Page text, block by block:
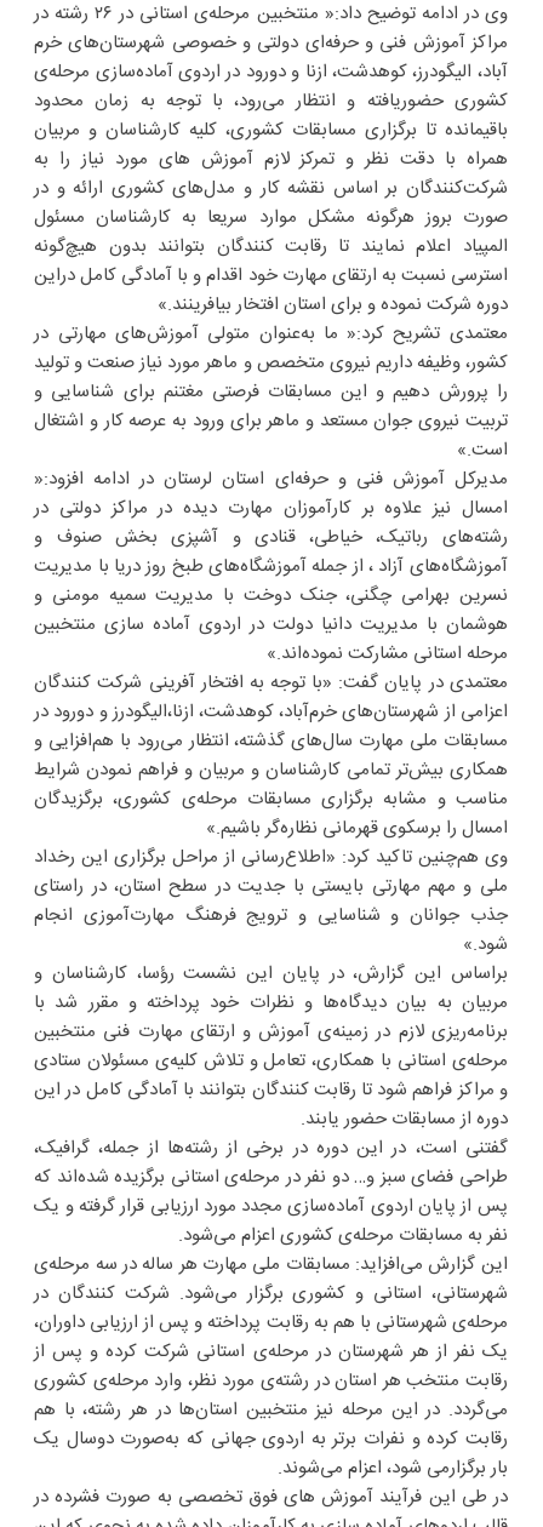
وی در ادامه توضیح داد:« منتخبین مرحله‌ی استانی در ۲۶ رشته در
مراکز آموزش فنی و حرفه‌ای دولتی و خصوصی شهرستان‌های خرم
آباد، الیگودرز، کوهدشت، ازنا و دورود در اردوی آماده‌سازی مرحله‌ی
کشوری حضوریافته و انتظار می‌رود، با توجه به زمان محدود
باقیمانده تا برگزاری مسابقات کشوری، کلیه کارشناسان و مربیان
همراه با دقت نظر و تمرکز لازم آموزش های مورد نیاز را به
شرکت‌کنندگان بر اساس نقشه کار و مدل‌های کشوری ارائه و در
صورت بروز هرگونه مشکل موارد سریعا به کارشناسان مسئول
المپیاد اعلام نمایند تا رقابت کنندگان بتوانند بدون هیچ‌گونه
استرسی نسبت به ارتقای مهارت خود اقدام و با آمادگی کامل دراین
دوره شرکت نموده و برای استان افتخار بیافرینند.»
معتمدی تشریح کرد:« ما به‌عنوان متولی آموزش‌های مهارتی در
کشور، وظیفه داریم نیروی متخصص و ماهر مورد نیاز صنعت و تولید
را پرورش دهیم و این مسابقات فرصتی مغتنم برای شناسایی و
تربیت نیروی جوان مستعد و ماهر برای ورود به عرصه کار و اشتغال
است.»
مدیرکل آموزش فنی و حرفه‌ای استان لرستان در ادامه افزود:«
امسال نیز علاوه بر کارآموزان مهارت دیده در مراکز دولتی در
رشته‌های رباتیک، خیاطی، قنادی و آشپزی بخش صنوف و
آموزشگاه‌های آزاد ، از جمله آموزشگاه‌های طبخ روز دریا با مدیریت
نسرین بهرامی چگنی، جنک دوخت با مدیریت سمیه مومنی و
هوشمان با مدیریت دانیا دولت در اردوی آماده سازی منتخبین
مرحله استانی مشارکت نموده‌اند.»
معتمدی در پایان گفت: «با توجه به افتخار آفرینی شرکت کنندگان
اعزامی از شهرستان‌های خرم‌آباد، کوهدشت، ازنا،الیگودرز و دورود در
مسابقات ملی مهارت سال‌های گذشته، انتظار می‌رود با هم‌افزایی و
همکاری بیش‌تر تمامی کارشناسان و مربیان و فراهم نمودن شرایط
مناسب و مشابه برگزاری مسابقات مرحله‌ی کشوری، برگزیدگان
امسال را برسکوی قهرمانی نظاره‌گر باشیم.»
وی هم‌چنین تاکید کرد: «اطلاع‌رسانی از مراحل برگزاری این رخداد
ملی و مهم مهارتی بایستی با جدیت در سطح استان، در راستای
جذب جوانان و شناسایی و ترویج فرهنگ مهارت‌آموزی انجام
شود.»
براساس این گزارش، در پایان این نشست رؤسا، کارشناسان و
مربیان به بیان دیدگاه‌ها و نظرات خود پرداخته و مقرر شد با
برنامه‌ریزی لازم در زمینه‌ی آموزش و ارتقای مهارت فنی منتخبین
مرحله‌ی استانی با همکاری، تعامل و تلاش کلیه‌ی مسئولان ستادی
و مراکز فراهم شود تا رقابت کنندگان بتوانند با آمادگی کامل در این
دوره از مسابقات حضور یابند.
گفتنی است، در این دوره در برخی از رشته‌ها از جمله، گرافیک،
طراحی فضای سبز و… دو نفر در مرحله‌ی استانی برگزیده شده‌اند که
پس از پایان اردوی آماده‌سازی مجدد مورد ارزیابی قرار گرفته و یک
نفر به مسابقات مرحله‌ی کشوری اعزام می‌شود.
این گزارش می‌افزاید: مسابقات ملی مهارت هر ساله در سه مرحله‌ی
شهرستانی، استانی و کشوری برگزار می‌شود. شرکت کنندگان در
مرحله‌ی شهرستانی با هم به رقابت پرداخته و پس از ارزیابی داوران،
یک نفر از هر شهرستان در مرحله‌ی استانی شرکت کرده و پس از
رقابت منتخب هر استان در رشته‌ی مورد نظر، وارد مرحله‌ی کشوری
می‌گردد. در این مرحله نیز منتخبین استان‌ها در هر رشته، با هم
رقابت کرده و نفرات برتر به اردوی جهانی که به‌صورت دوسال یک
بار برگزارمی شود، اعزام می‌شوند.
در طی این فرآیند آموزش های فوق تخصصی به صورت فشرده در